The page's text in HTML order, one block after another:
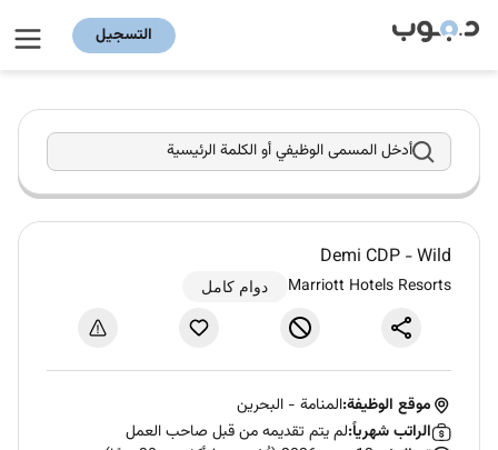
التسجيل
أدخل المسمى الوظيفي أو الكلمة الرئيسية
Demi CDP - Wild
Marriott Hotels Resorts دوام كامل
موقع الوظيفة:المنامة - البحرين
الراتب شهرياً:لم يتم تقديمه من قبل صاحب العمل